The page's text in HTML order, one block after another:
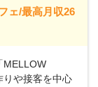
7500円
収410万円／
ェ/最高月収26
MELLOW
りや接客を中心